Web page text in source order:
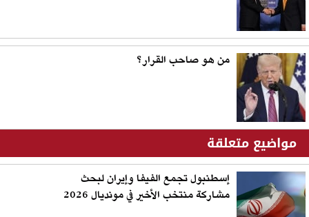
من هو صاحب القرار؟
مواضيع متعلقة
إسطنبول تجمع الفيفا وإيران لبحث
مشاركة منتخب الأخير في مونديال 2026